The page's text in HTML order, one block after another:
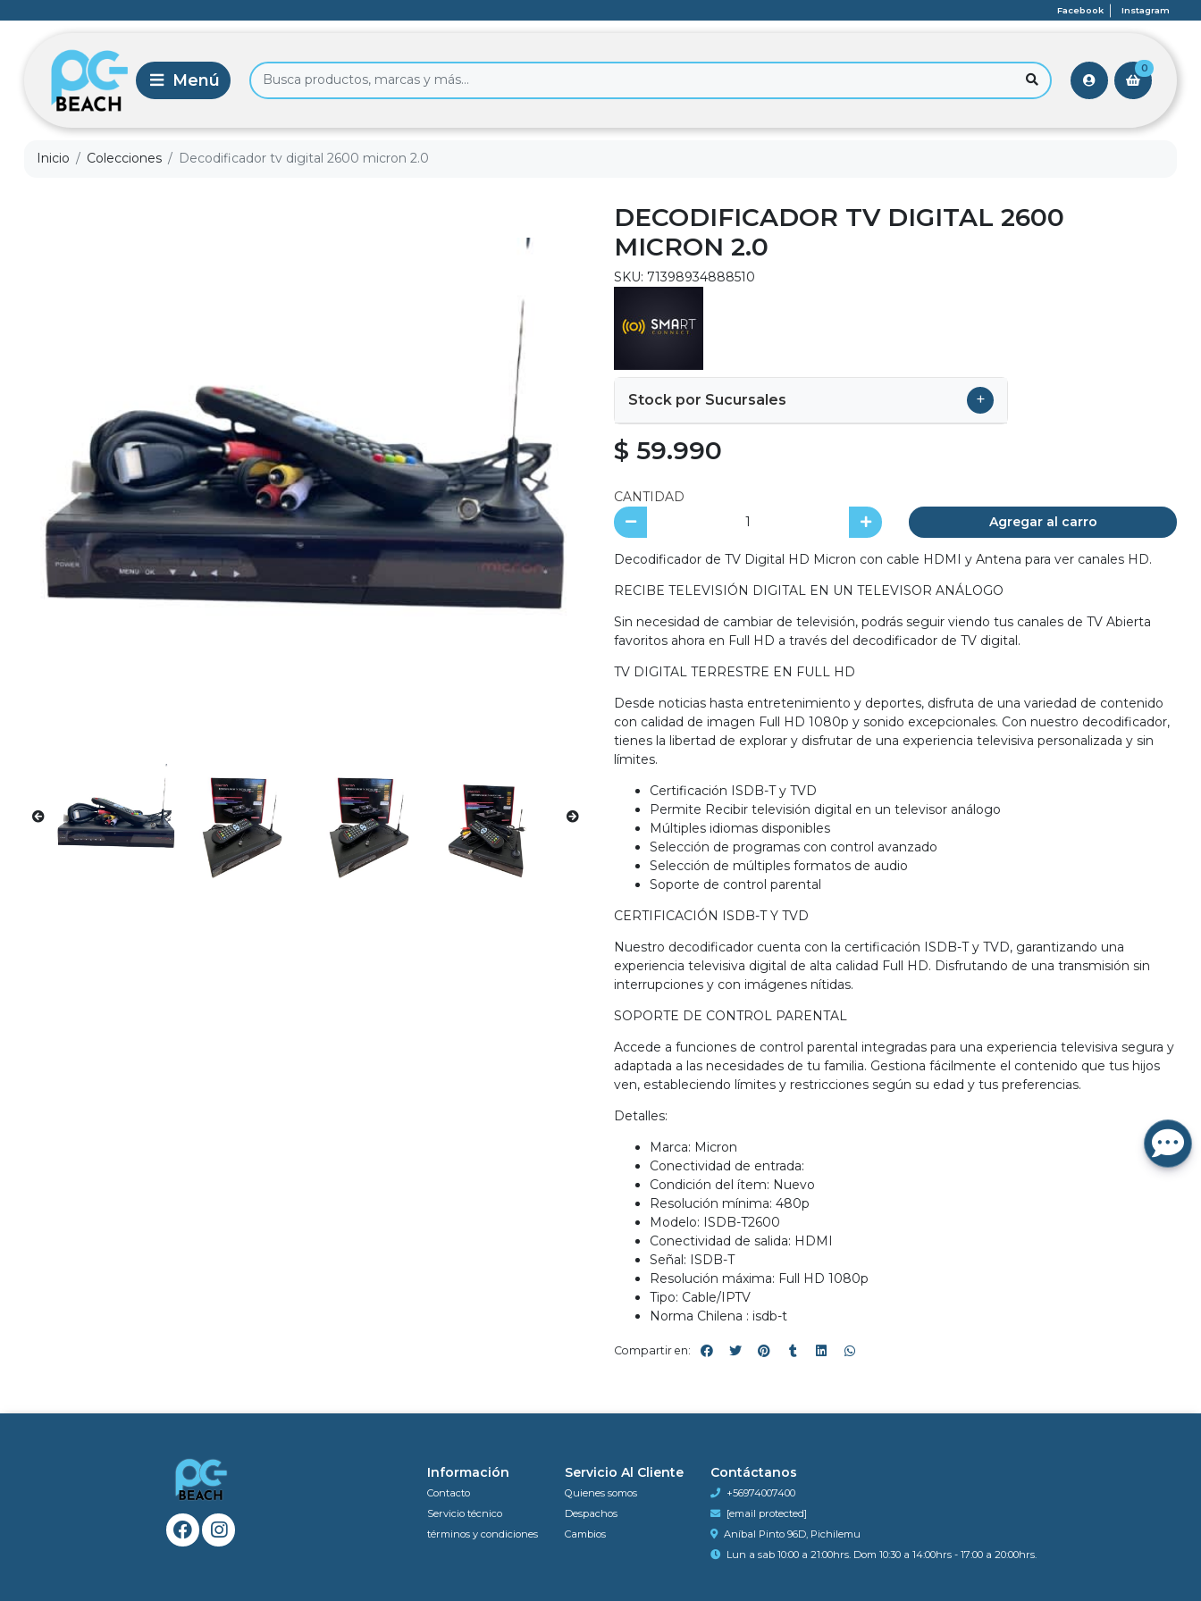
Facebook Instagram
0
Inicio Colecciones Decodificador tv digital 2600 micron 2.0
DECODIFICADOR TV DIGITAL 2600
MICRON 2.0
SKU: 71398934888510
Stock por Sucursales +
$ 59.990
CANTIDAD
Agregar al carro
Decodificador de TV Digital HD Micron con cable HDMI y Antena para ver canales HD.
RECIBE TELEVISIÓN DIGITAL EN UN TELEVISOR ANÁLOGO
Sin necesidad de cambiar de televisión, podrás seguir viendo tus canales de TV Abierta
favoritos ahora en Full HD a través del decodificador de TV digital.
TV DIGITAL TERRESTRE EN FULL HD
Desde noticias hasta entretenimiento y deportes, disfruta de una variedad de contenido
con calidad de imagen Full HD 1080p y sonido excepcionales. Con nuestro decodificador,
tienes la libertad de explorar y disfrutar de una experiencia televisiva personalizada y sin
límites.
Certificación ISDB-T y TVD
Permite Recibir televisión digital en un televisor análogo
Múltiples idiomas disponibles
Selección de programas con control avanzado
Selección de múltiples formatos de audio
Soporte de control parental
CERTIFICACIÓN ISDB-T Y TVD
Nuestro decodificador cuenta con la certificación ISDB-T y TVD, garantizando una
experiencia televisiva digital de alta calidad Full HD. Disfrutando de una transmisión sin
interrupciones y con imágenes nítidas.
SOPORTE DE CONTROL PARENTAL
Accede a funciones de control parental integradas para una experiencia televisiva segura y
adaptada a las necesidades de tu familia. Gestiona fácilmente el contenido que tus hijos
ven, estableciendo límites y restricciones según su edad y tus preferencias.
Detalles:
Marca: Micron
Conectividad de entrada:
Condición del ítem: Nuevo
Resolución mínima: 480p
Modelo: ISDB-T2600
Conectividad de salida: HDMI
Señal: ISDB-T
Resolución máxima: Full HD 1080p
Tipo: Cable/IPTV
Norma Chilena : isdb-t
Compartir en:
Información
Contacto
Servicio técnico
términos y condiciones
Servicio Al Cliente
Quienes somos
Despachos
Cambios
Contáctanos
+56974007400
[email protected]
Aníbal Pinto 96D, Pichilemu
Lun a sab 10:00 a 21:00hrs. Dom 10:30 a 14:00hrs - 17:00 a 20:00hrs.